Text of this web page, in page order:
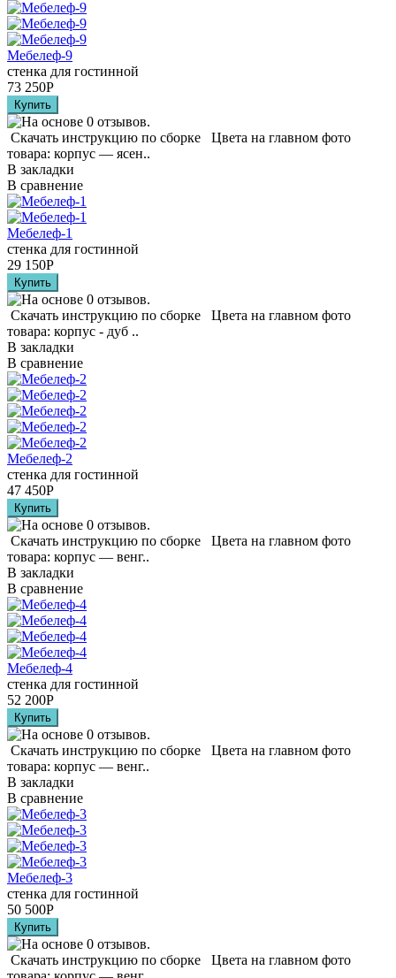
Мебелеф-9
стенка для гостинной
73 250Р
Скачать инструкцию по сборке Цвета на главном фото
товара: корпус — ясен..
В закладки
В сравнение
Мебелеф-1
стенка для гостинной
29 150Р
Скачать инструкцию по сборке Цвета на главном фото
товара: корпус - дуб ..
В закладки
В сравнение
Мебелеф-2
стенка для гостинной
47 450Р
Скачать инструкцию по сборке Цвета на главном фото
товара: корпус — венг..
В закладки
В сравнение
Мебелеф-4
стенка для гостинной
52 200Р
Скачать инструкцию по сборке Цвета на главном фото
товара: корпус — венг..
В закладки
В сравнение
Мебелеф-3
стенка для гостинной
50 500Р
Скачать инструкцию по сборке Цвета на главном фото